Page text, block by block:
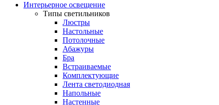
Интерьерное освещение
Типы светильников
Люстры
Настольные
Потолочные
Абажуры
Бра
Встраиваемые
Комплектующие
Лента светодиодная
Напольные
Настенные